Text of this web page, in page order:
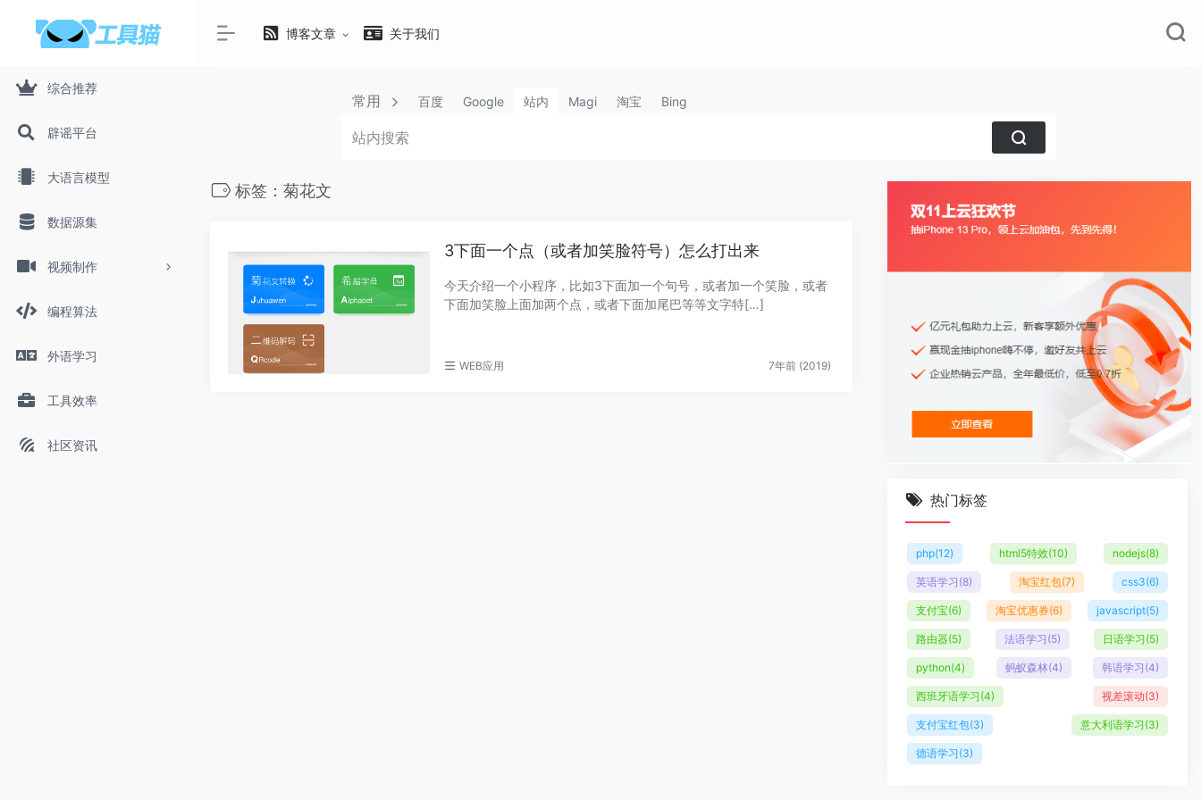
综合推荐
辟谣平台
大语言模型
数据源集
视频制作
编程算法
外语学习
工具效率
社区资讯
博客文章 关于我们
常用 百度 Google 站内 Magi 淘宝 Bing
标签：菊花文
3下面一个点（或者加笑脸符号）怎么打出来
今天介绍一个小程序，比如3下面加一个句号，或者加一个笑脸，或者
下面加笑脸上面加两个点，或者下面加尾巴等等文字特[…]
WEB应用 7年前 (2019)
热门标签
php(12) html5特效(10) nodejs(8)
英语学习 (8) 淘宝红包(7) css3(6)
支付宝(6) 淘宝优惠券(6) javascript(5)
路由器(5) 法语学习 (5) 日语学习(5)
python(4) 蚂蚁森林(4) 韩语学习 (4)
西班牙语学习(4) 视差滚动(3)
支付宝红包(3) 意大利语学习(3)
德语学习(3)